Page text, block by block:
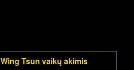
Wing Tsun vaikų akimis